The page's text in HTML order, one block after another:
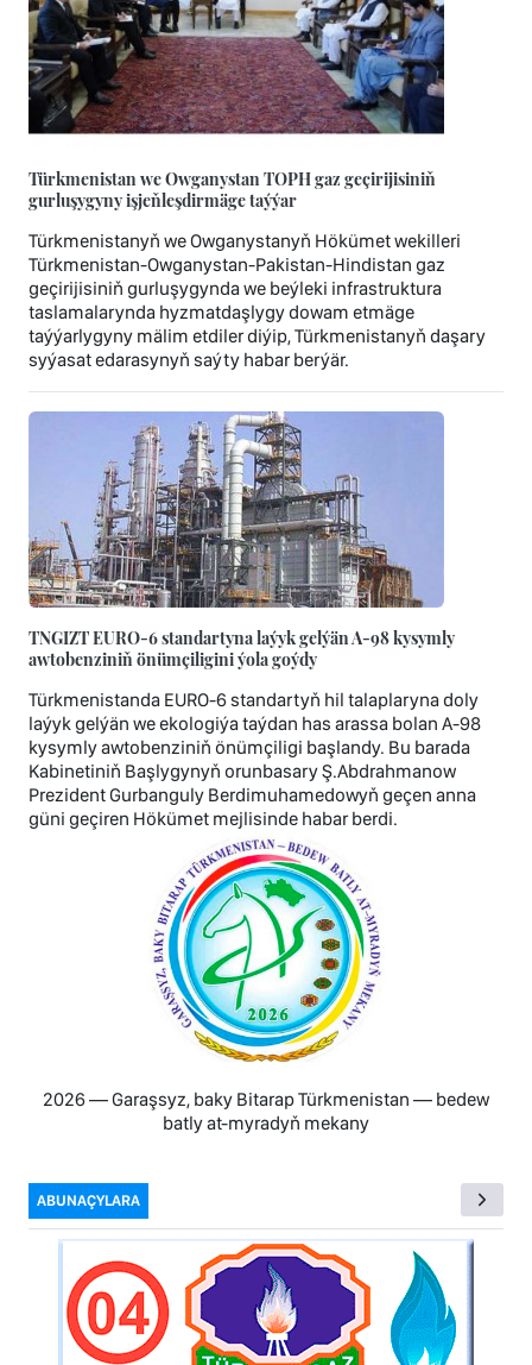
Türkmenistan we Owganystan TOPH gaz geçirijisiniň
gurluşygyny işjeňleşdirmäge taýýar
Türkmenistanyň we Owganystanyň Hökümet wekilleri
Türkmenistan-Owganystan-Pakistan-Hindistan gaz
geçirijisiniň gurluşygynda we beýleki infrastruktura
taslamalarynda hyzmatdaşlygy dowam etmäge
taýýarlygyny mälim etdiler diýip, Türkmenistanyň daşary
syýasat edarasynyň saýty habar berýär.
TNGIZT EURO-6 standartyna laýyk gelýän A-98 kysymly
awtobenziniň önümçiligini ýola goýdy
Türkmenistanda EURO-6 standartyň hil talaplaryna doly
laýyk gelýän we ekologiýa taýdan has arassa bolan A-98
kysymly awtobenziniň önümçiligi başlandy. Bu barada
Kabinetiniň Başlygynyň orunbasary Ş.Abdrahmanow
Prezident Gurbanguly Berdimuhamedowyň geçen anna
güni geçiren Hökümet mejlisinde habar berdi.
2026 — Garaşsyz, baky Bitarap Türkmenistan — bedew
batly at-myradyň mekany
ABUNAÇYLARA